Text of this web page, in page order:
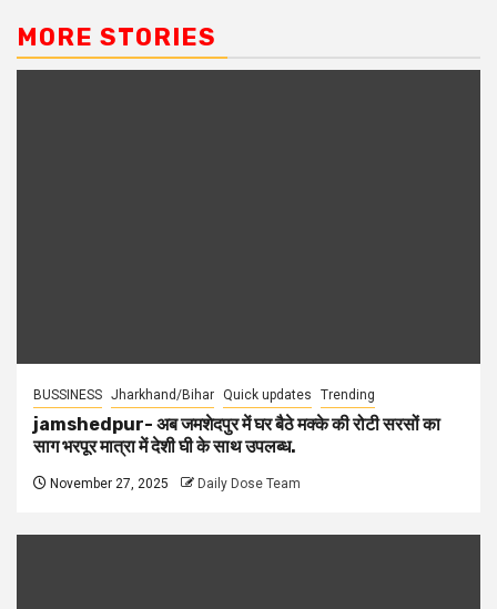
MORE STORIES
BUSSINESS Jharkhand/Bihar Quick updates Trending
jamshedpur- अब जमशेदपुर में घर बैठे मक्के की रोटी सरसों का
साग भरपूर मात्रा में देशी घी के साथ उपलब्ध.
November 27, 2025 Daily Dose Team